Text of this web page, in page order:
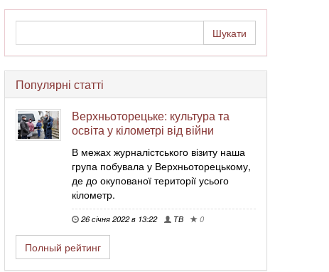
Популярні статті
Верхньоторецьке: культура та
освіта у кілометрі від війни
В межах журналістського візиту наша
група побувала у Верхньоторецькому,
де до окупованої території усього
кілометр.
26 січня 2022 в 13:22 ТВ 0
Полный рейтинг